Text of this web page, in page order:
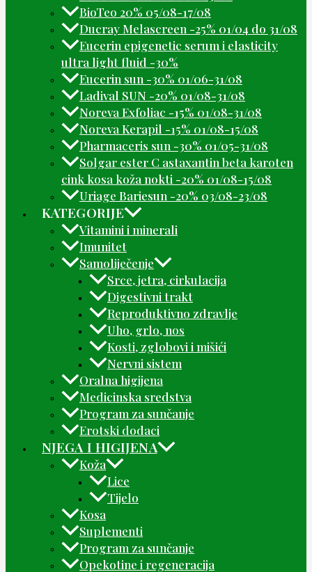
BioTeo 20% 05/08-17/08
Ducray Melascreen -25% 01/04 do 31/08
Eucerin epigenetic serum i elasticity
ultra light fluid -30%
Eucerin sun -30% 01/06-31/08
Ladival SUN -20% 01/08-31/08
Noreva Exfoliac -15% 01/08-31/08
Noreva Kerapil -15% 01/08-15/08
Pharmaceris sun -30% 01/05-31/08
Solgar ester C astaxantin beta karoten
cink kosa koža nokti -20% 01/08-15/08
Uriage Bariesun -20% 03/08-23/08
KATEGORIJE
Vitamini i minerali
Imunitet
Samoliječenje
Srce, jetra, cirkulacija
Digestivni trakt
Reproduktivno zdravlje
Uho, grlo, nos
Kosti, zglobovi i mišići
Nervni sistem
Oralna higijena
Medicinska sredstva
Program za sunčanje
Erotski dodaci
NJEGA I HIGIJENA
Koža
Lice
Tijelo
Kosa
Suplementi
Program za sunčanje
Opekotine i regeneracija